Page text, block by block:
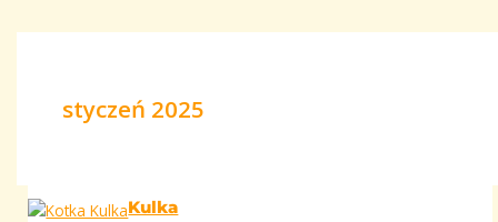
styczeń 2025
Kulka